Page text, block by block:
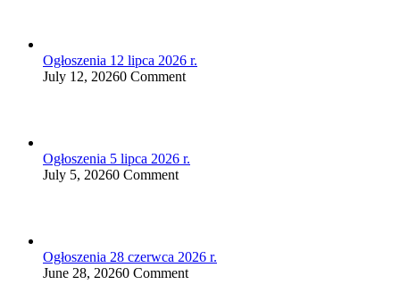
Ogłoszenia 12 lipca 2026 r.
July 12, 20260 Comment
Ogłoszenia 5 lipca 2026 r.
July 5, 20260 Comment
Ogłoszenia 28 czerwca 2026 r.
June 28, 20260 Comment